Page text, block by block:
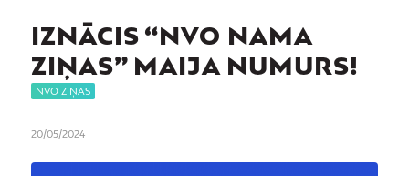
IZNĀCIS “NVO NAMA
ZIŅAS” MAIJA NUMURS!
NVO ZIŅAS
20/05/2024